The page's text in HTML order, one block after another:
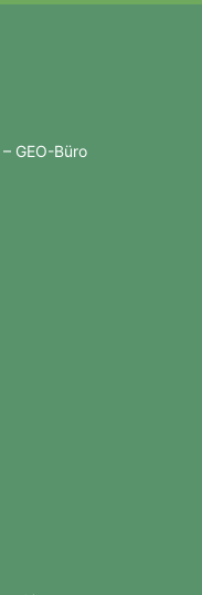
GEO-Büro